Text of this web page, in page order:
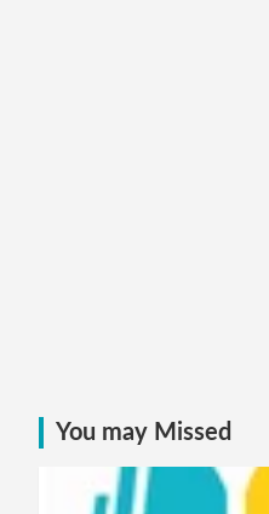
You may Missed